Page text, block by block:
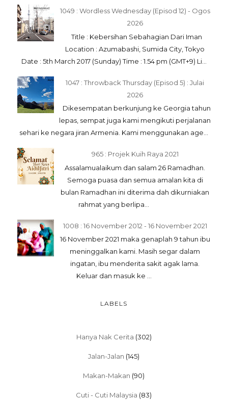
1049 : Wordless Wednesday (Episod 12) - Ogos
2026
Title : Kebersihan Sebahagian Dari Iman
Location : Azumabashi, Sumida City, Tokyo
Date : 5th March 2017 (Sunday) Time : 1.54 pm (GMT+9) Li...
1047 : Throwback Thursday (Episod 5) : Julai
2026
Dikesempatan berkunjung ke Georgia tahun
lepas, sempat juga kami mengikuti perjalanan
sehari ke negara jiran Armenia. Kami menggunakan age...
965 : Projek Kuih Raya 2021
Assalamualaikum dan salam 26 Ramadhan.
Semoga puasa dan semua amalan kita di
bulan Ramadhan ini diterima dah dikurniakan
rahmat yang berlipa...
1008 : 16 November 2012 - 16 November 2021
16 November 2021 maka genaplah 9 tahun ibu
meninggalkan kami. Masih segar dalam
ingatan, ibu menderita sakit agak lama.
Keluar dan masuk ke ...
LABELS
Hanya Nak Cerita (302)
Jalan-Jalan (145)
Makan-Makan (90)
Cuti - Cuti Malaysia (83)